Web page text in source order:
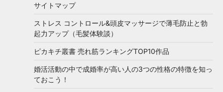
サイトマップ
ストレス コントロール&頭皮マッサージで薄毛防止と勃
起力アップ（毛髪体験談）
ピカキチ叢書 売れ筋ランキングTOP10作品
婚活活動の中で成婚率が高い人の3つの性格の特徴を知っ
ておこう！